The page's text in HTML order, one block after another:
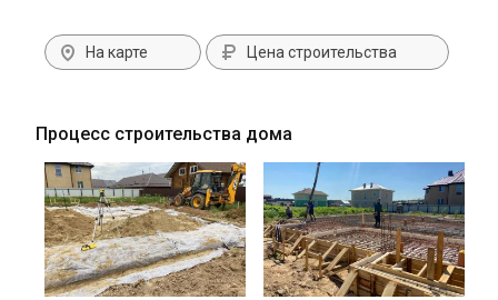
На карте Цена строительства
Процесс строительства дома